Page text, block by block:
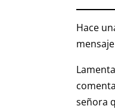
Hace
señora